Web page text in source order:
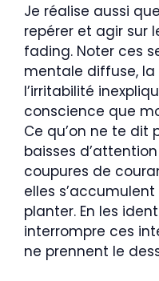
Je réalise aussi
repérer et agir sur
fading. Noter ces
mentale diffuse,
l’irritabilité
conscience que
Ce qu’on ne te dit
baisses
coupures de
elles
planter. En les
interrompre ces
ne prennent le